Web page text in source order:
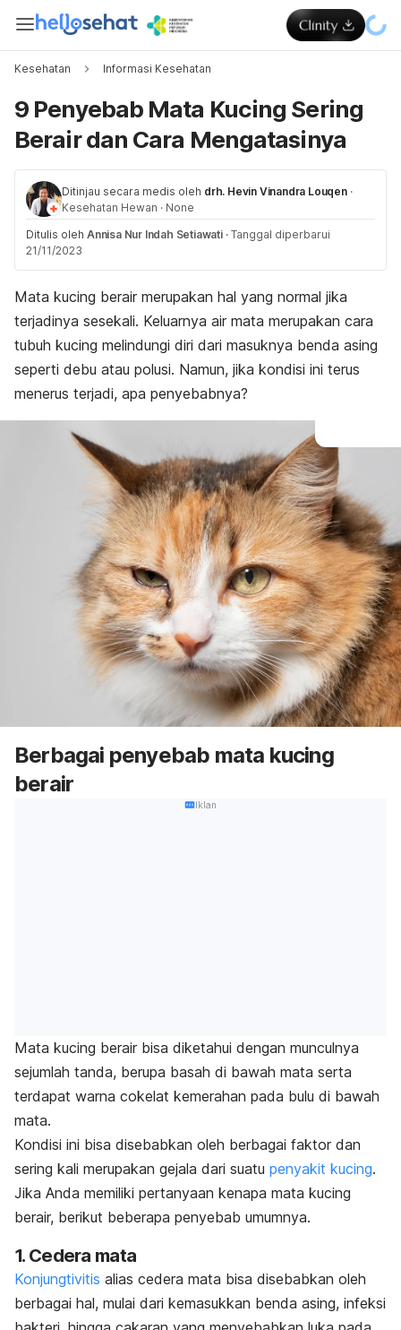
Kesehatan Informasi Kesehatan
9 Penyebab Mata Kucing Sering
Berair dan Cara Mengatasinya
Ditinjau secara medis oleh drh. Hevin Vinandra Louqen ·
Kesehatan Hewan · None
Ditulis oleh Annisa Nur Indah Setiawati · Tanggal diperbarui
21/11/2023
Mata kucing berair merupakan hal yang normal jika
terjadinya sesekali. Keluarnya air mata merupakan cara
tubuh kucing melindungi diri dari masuknya benda asing
seperti debu atau polusi. Namun, jika kondisi ini terus
menerus terjadi, apa penyebabnya?
Berbagai penyebab mata kucing
berair
Iklan
Mata kucing berair bisa diketahui dengan munculnya
sejumlah tanda, berupa basah di bawah mata serta
terdapat warna cokelat kemerahan pada bulu di bawah
mata.
Kondisi ini bisa disebabkan oleh berbagai faktor dan
sering kali merupakan gejala dari suatu penyakit kucing.
Jika Anda memiliki pertanyaan kenapa mata kucing
berair, berikut beberapa penyebab umumnya.
1. Cedera mata
Konjungtivitis alias cedera mata bisa disebabkan oleh
berbagai hal, mulai dari kemasukkan benda asing, infeksi